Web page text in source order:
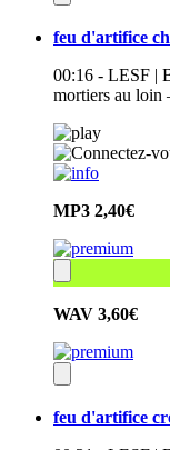
feu d'artifice
00:16 - LESF |
mortiers au loin
MP3 2,40€
WAV 3,60€
feu d'artifice